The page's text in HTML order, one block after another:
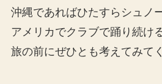
沖縄であればひたすらシュノ
アメリカでクラブで踊り続け
旅の前にぜひとも考えてみて